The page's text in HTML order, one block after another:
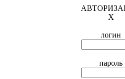
X
логин
пароль